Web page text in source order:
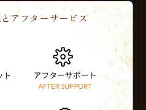
アフターサービス